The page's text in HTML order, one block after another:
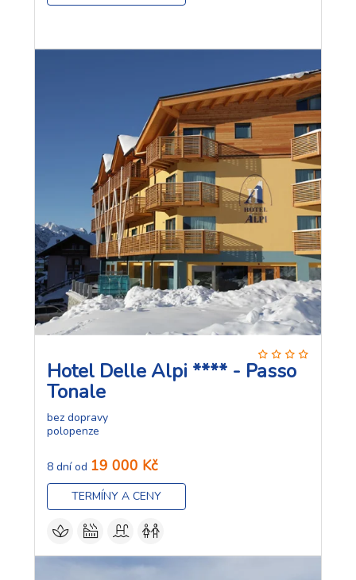
Hotel Delle Alpi **** - Passo
Tonale
bez dopravy
polopenze
8 dní od 19 000 Kč
TERMÍNY A CENY